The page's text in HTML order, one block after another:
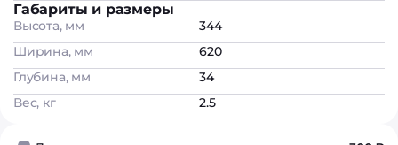
Габариты и размеры
Высота, мм
344
Ширина, мм
620
Глубина, мм
34
Вес, кг
2.5